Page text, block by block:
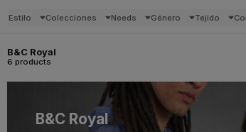
Estilo Colecciones Needs Género Tejido
B&C Royal
6 products
B&C Royal